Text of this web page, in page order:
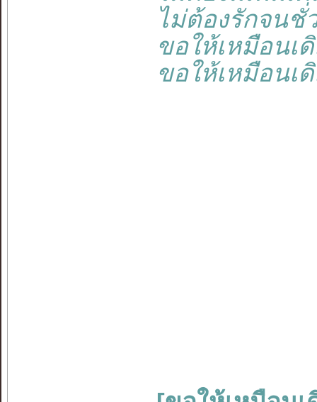
ไม่ต้องรักจน
ขอให้เหมือนเ
ขอให้เหมือนเ